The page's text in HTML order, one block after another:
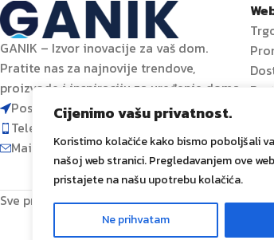
Cijenimo vašu privatnost.
Koristimo kolačiće kako bismo poboljšali
našoj web stranici. Pregledavanjem ove
pristajete na našu upotrebu kolačića.
Ne prihvatam
GANIK – Izvor inovacije za vaš dom.
Pratite nas za najnovije trendove,
proizvode i inspiraciju za uređenje doma.
Poslovni centar 96-2, 72250 Vitez
Telefon: 063 392 382
Mail: shop@ganik.ba
Sve prava zadržanaGANIKIDA D.O.O. Vitez